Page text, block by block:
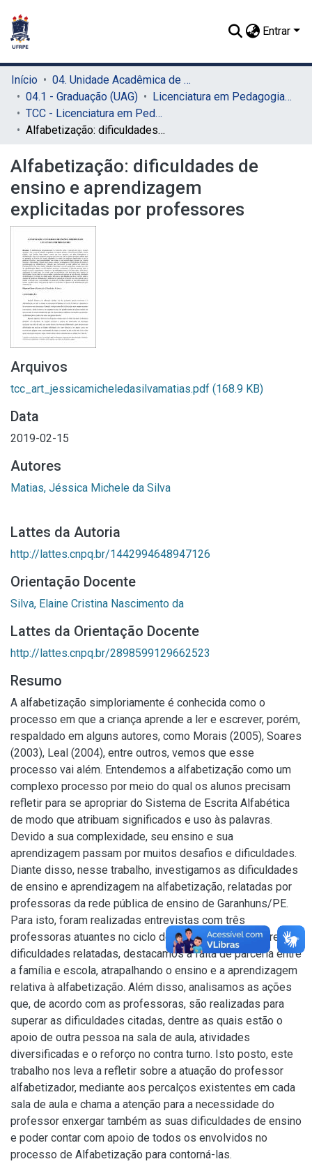
Entrar
Início
04. Unidade Acadêmica de Garanhuns (UAG)
04.1 - Graduação (UAG)
Licenciatura em Pedagogia (UAG)
TCC - Licenciatura em Pedagogia (UAG)
Alfabetização: dificuldades de ensino e aprendizagem explicitadas por professores
Alfabetização: dificuldades de
ensino e aprendizagem
explicitadas por professores
Arquivos
tcc_art_jessicamicheledasilvamatias.pdf (168.9 KB)
Data
2019-02-15
Autores
Matias, Jéssica Michele da Silva
Lattes da Autoria
http://lattes.cnpq.br/1442994648947126
Orientação Docente
Silva, Elaine Cristina Nascimento da
Lattes da Orientação Docente
http://lattes.cnpq.br/2898599129662523
Resumo
A alfabetização simploriamente é conhecida como o
processo em que a criança aprende a ler e escrever, porém,
respaldado em alguns autores, como Morais (2005), Soares
(2003), Leal (2004), entre outros, vemos que esse
processo vai além. Entendemos a alfabetização como um
complexo processo por meio do qual os alunos precisam
refletir para se apropriar do Sistema de Escrita Alfabética
de modo que atribuam significados e uso às palavras.
Devido a sua complexidade, seu ensino e sua
aprendizagem passam por muitos desafios e dificuldades.
Diante disso, nesse trabalho, investigamos as dificuldades
de ensino e aprendizagem na alfabetização, relatadas por
professoras da rede pública de ensino de Garanhuns/PE.
Para isto, foram realizadas entrevistas com três
professoras atuantes no ciclo de Alfabetização. Dentre as
dificuldades relatadas, destacamos a falta de parceria entre
a família e escola, atrapalhando o ensino e a aprendizagem
relativa à alfabetização. Além disso, analisamos as ações
que, de acordo com as professoras, são realizadas para
superar as dificuldades citadas, dentre as quais estão o
apoio de outra pessoa na sala de aula, atividades
diversificadas e o reforço no contra turno. Isto posto, este
trabalho nos leva a refletir sobre a atuação do professor
alfabetizador, mediante aos percalços existentes em cada
sala de aula e chama a atenção para a necessidade do
professor enxergar também as suas dificuldades de ensino
e poder contar com apoio de todos os envolvidos no
processo de Alfabetização para contorná-las.